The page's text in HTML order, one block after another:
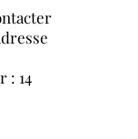
: 14